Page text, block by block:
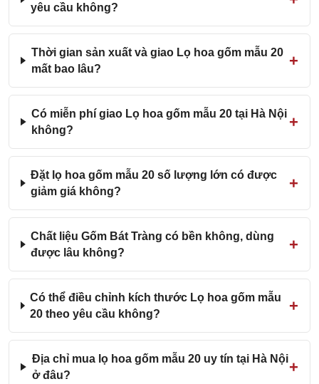
yêu cầu không?
Thời gian sản xuất và giao Lọ hoa gốm mẫu 20
mất bao lâu?
Có miễn phí giao Lọ hoa gốm mẫu 20 tại Hà Nội
không?
Đặt lọ hoa gốm mẫu 20 số lượng lớn có được
giảm giá không?
Chất liệu Gốm Bát Tràng có bền không, dùng
được lâu không?
Có thể điều chỉnh kích thước Lọ hoa gốm mẫu
20 theo yêu cầu không?
Địa chỉ mua lọ hoa gốm mẫu 20 uy tín tại Hà Nội
ở đâu?